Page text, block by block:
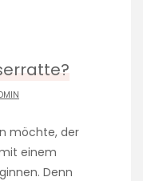
möchte, der
einem
Denn